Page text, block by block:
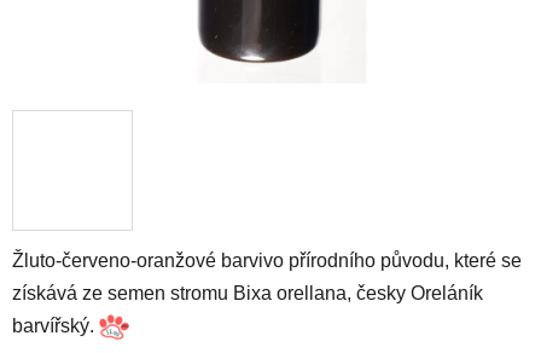
Žluto-červeno-oranžové barvivo přírodního původu, které se
získává ze semen stromu Bixa orellana, česky Oreláník
barvířský.